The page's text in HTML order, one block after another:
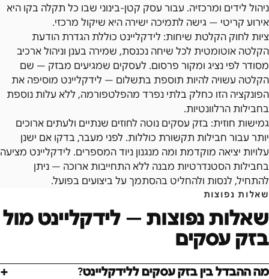
ניהול לידים ומרכזיה. עבור עסק קטן-בינוני שבו כל תקלה בקו היא
אירוע קריטי — גישה לתמיכה ישירה היא שיקול מרכזי.
ציות לחוק הקלטת שיחות: לידקליינט כוללת הגדרת הודעת
הקלטה אוטומטית לכל שיחה נכנסת, שמירה בענן וניהול ארכיב
מסודר לפי נציג ומקור פרסום. לעסקים שמגיעים מבזק — שם
הקלטה עשויה להיות תוספת בתשלום — לידקליינט מוסיפה את
הפונקציה הזו כחלק בלתי נפרד מהפלטפורמה, ללא עלות נוספת
בחבילות הרלוונטיות.
גמישות חוזית: בזק עסקים נוטה לחוזים שנתיים ולעתים ארוכים
יותר עבור חבילות תקשורת כוללות. לפני מעבר, בדקו אם ישנן
עלויות יציאה מוקדמת ומה מנגנון ניוד המספרים. לידקליינט מציעה
בחבילות הסטנדרטיות מבנה ללא התחייבות ארוכה — ניתן
להתחיל, לנסות ולהחליט בהסתמך על ביצועים בפועל.
שאלות נפוצות
שאלות נפוצות — לידקליינט מול
בזק עסקים
מה ההבדל בין בזק עסקים ללידקליינט?